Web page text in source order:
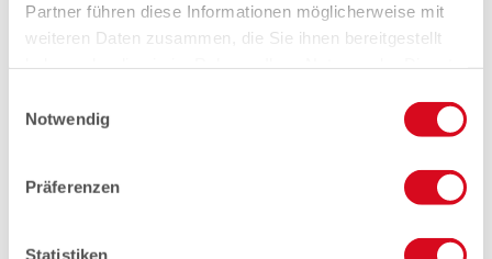
Partner führen diese Informationen möglicherweise mit
weiteren Daten zusammen, die Sie ihnen bereitgestellt
Notwendig
Präferenzen
Statistiken